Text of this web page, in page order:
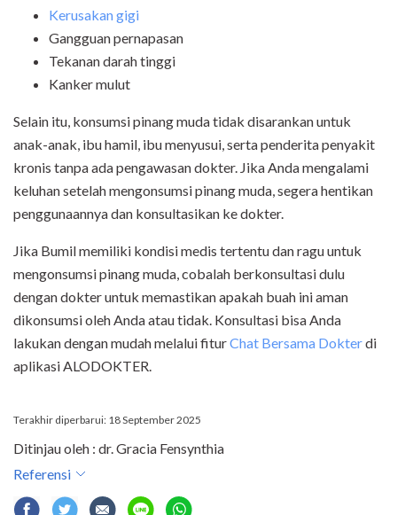
Kerusakan gigi
Gangguan pernapasan
Tekanan darah tinggi
Kanker mulut
Selain itu, konsumsi pinang muda tidak disarankan untuk
anak-anak, ibu hamil, ibu menyusui, serta penderita penyakit
kronis tanpa ada pengawasan dokter. Jika Anda mengalami
keluhan setelah mengonsumsi pinang muda, segera hentikan
penggunaannya dan konsultasikan ke dokter.
Jika Bumil memiliki kondisi medis tertentu dan ragu untuk
mengonsumsi pinang muda, cobalah berkonsultasi dulu
dengan dokter untuk memastikan apakah buah ini aman
dikonsumsi oleh Anda atau tidak. Konsultasi bisa Anda
lakukan dengan mudah melalui fiturChat Bersama Dokterdi
aplikasi ALODOKTER.
Terakhir diperbarui: 18 September 2025